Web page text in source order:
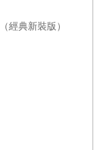
持心理健康的妙
：「我還不行、
強、太頑固了。
會有今天的我
歲月的積累。
經典新裝版）